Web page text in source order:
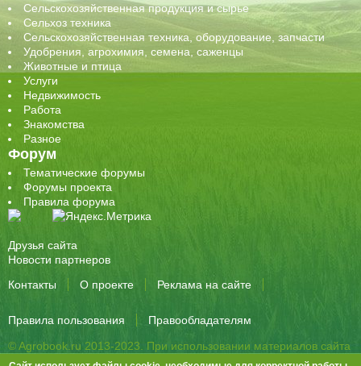
Сельскохозяйственная продукция и сырье
Сельхоз техника
Сельскохозяйственная техника, оборудование, запчасти
Удобрения, агрохимия, семена, саженцы
Животные и птица
Услуги
Недвижимость
Работа
Знакомства
Разное
Форум
Тематические форумы
Форумы проекта
Правила форума
Друзья сайта
Новости партнеров
Контакты
О проекте Реклама на сайте
Правила пользования
Правообладателям
© Agrobook.ru 2013-2023. При использовании материалов сайта
активная ссылка на публикацию обязательна.